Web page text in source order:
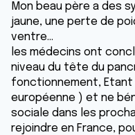
Mon beau père a des
jaune, une perte de
ventre...
les médecins ont
niveau du tête du
fonctionnement,
européenne ) et ne
sociale dans les
rejoindre en France,